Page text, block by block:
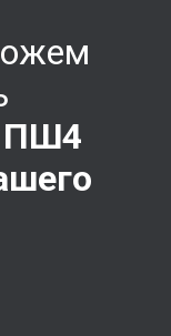
ПШ4